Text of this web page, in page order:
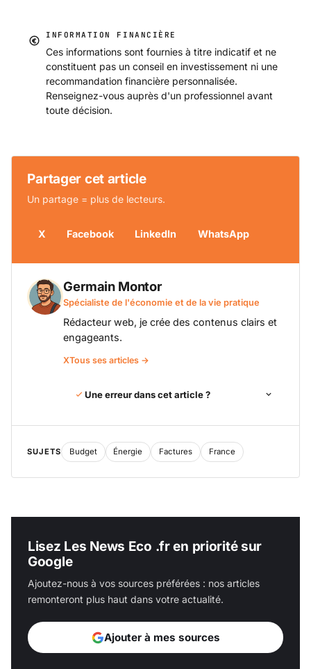
INFORMATION FINANCIÈRE
Ces informations sont fournies à titre indicatif et ne
constituent pas un conseil en investissement ni une
recommandation financière personnalisée.
Renseignez-vous auprès d'un professionnel avant
toute décision.
Partager cet article
Un partage = plus de lecteurs.
X Facebook LinkedIn WhatsApp
Germain Montor
Spécialiste de l'économie et de la vie pratique
Rédacteur web, je crée des contenus clairs et
engageants.
XTous ses articles →
Une erreur dans cet article ?
SUJETS Budget Énergie Factures France
Lisez Les News Eco .fr en priorité sur
Google
Ajoutez-nous à vos sources préférées : nos articles
remonteront plus haut dans votre actualité.
Ajouter à mes sources